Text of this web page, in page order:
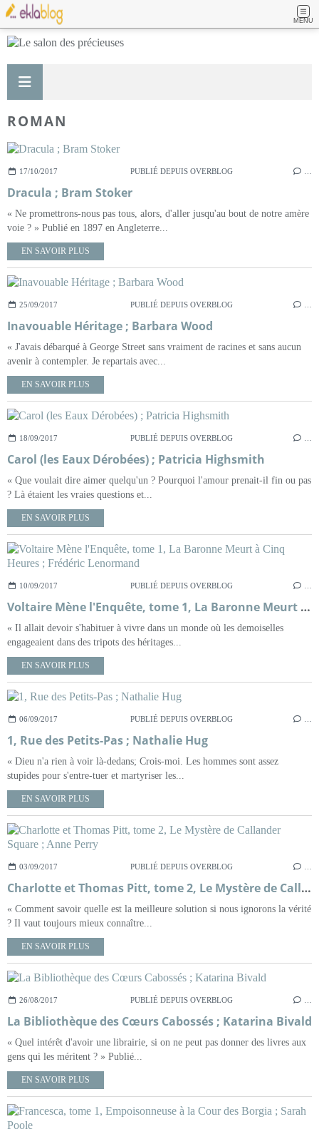
MENU
ROMAN
17/10/2017 PUBLIÉ DEPUIS OVERBLOG
Dracula ; Bram Stoker
« Ne promettrons-nous pas tous, alors, d'aller jusqu'au bout de notre amère
voie ? » Publié en 1897 en Angleterre...
EN SAVOIR PLUS
25/09/2017 PUBLIÉ DEPUIS OVERBLOG
Inavouable Héritage ; Barbara Wood
« J'avais débarqué à George Street sans vraiment de racines et sans aucun
avenir à contempler. Je repartais avec...
EN SAVOIR PLUS
18/09/2017 PUBLIÉ DEPUIS OVERBLOG
Carol (les Eaux Dérobées) ; Patricia Highsmith
« Que voulait dire aimer quelqu'un ? Pourquoi l'amour prenait-il fin ou pas
? Là étaient les vraies questions et...
EN SAVOIR PLUS
10/09/2017 PUBLIÉ DEPUIS OVERBLOG
Voltaire Mène l'Enquête, tome 1, La Baronne Meurt à Cinq Heures ; Frédéric Lenormand
« Il allait devoir s'habituer à vivre dans un monde où les demoiselles
engageaient dans des tripots des héritages...
EN SAVOIR PLUS
06/09/2017 PUBLIÉ DEPUIS OVERBLOG
1, Rue des Petits-Pas ; Nathalie Hug
« Dieu n'a rien à voir là-dedans; Crois-moi. Les hommes sont assez
stupides pour s'entre-tuer et martyriser les...
EN SAVOIR PLUS
03/09/2017 PUBLIÉ DEPUIS OVERBLOG
Charlotte et Thomas Pitt, tome 2, Le Mystère de Callander Square ; Anne Perry
« Comment savoir quelle est la meilleure solution si nous ignorons la vérité
? Il vaut toujours mieux connaître...
EN SAVOIR PLUS
26/08/2017 PUBLIÉ DEPUIS OVERBLOG
La Bibliothèque des Cœurs Cabossés ; Katarina Bivald
« Quel intérêt d'avoir une librairie, si on ne peut pas donner des livres aux
gens qui les méritent ? » Publié...
EN SAVOIR PLUS